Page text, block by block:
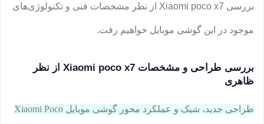
بررسی Xiaomi poco x7 از نظر مشخصات فنی و تکنولوژی‌های
موجود در این گوشی موبایل خواهیم رفت.
بررسی طراحی و مشخصات Xiaomi poco x7 از نظر
ظاهری
طراحی جدید، شیک و عملکرد محور گوشی موبایل Xiaomi Poco